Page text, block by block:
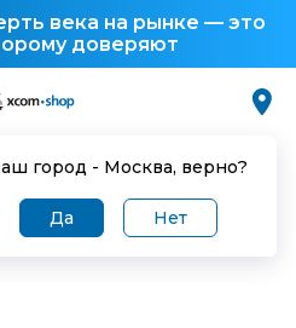
века на рынке — это
доверяют
город - Москва, верно?
Да Нет